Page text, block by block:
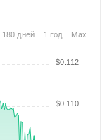
180 дней 1 год Max
$0.110
$0.112